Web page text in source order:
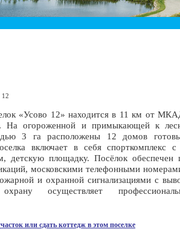
12
«Усово 12» находится в 11 км от
На огороженной и примыкающей к
3 га расположены 12 домов
включает в себя спорткомплекс
детскую площадку. Посёлок обеспечен
московскими телефонными
и охранной сигнализациями с
осуществляет
или сдать коттедж в этом поселке